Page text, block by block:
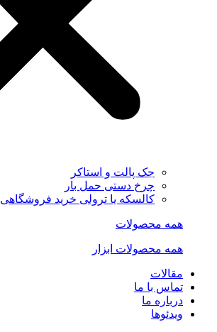
جک پالت و استاکر
چرخ دستی حمل بار
کالسکه یا ترولی خرید فروشگاهی
همه محصولات
همه محصولات ابزار
مقالات
تماس با ما
درباره ما
ویدئوها